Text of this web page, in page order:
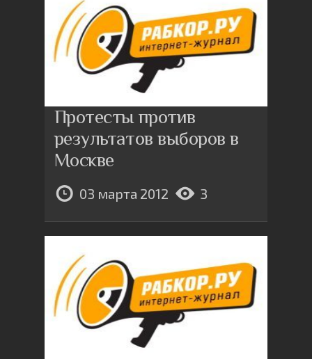
Протесты против
результатов выборов в
Москве
03 марта 2012 3